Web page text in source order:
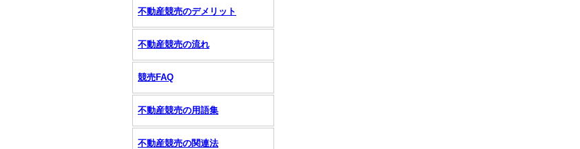
不動産競売のデメリット
不動産競売の流れ
競売FAQ
不動産競売の用語集
不動産競売の関連法